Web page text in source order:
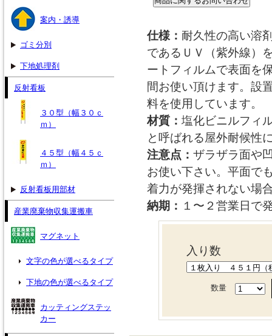
仕様： 耐久性の高い溶
であるＵＶ（紫外線）
ートフィルムで表面を
間お使い頂けます。設
料を使用しています。
材質： 塩化ビニルフィ
と呼ばれる屋外耐候性
注意点： ザラザラ面や
お使い下さい。平面で
着力が発揮されない場
納期： １〜２営業日で
入り数
数量
案内・誘導
ゴミ分別
下地処理剤
反射看板
３０型（幅３０ｃ
ｍ）
４５型（幅４５ｃ
ｍ）
反射看板用部材
産業廃棄物収集運搬車
マグネット
文字の色が選べるタイプ
下地の色が選べるタイプ
カッティングステッ
カー